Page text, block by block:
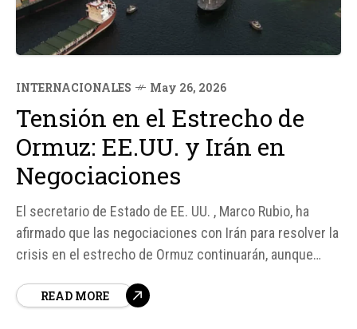
INTERNACIONALES May 26, 2026
Tensión en el Estrecho de
Ormuz: EE.UU. y Irán en
Negociaciones
El secretario de Estado de EE. UU. , Marco Rubio, ha
afirmado que las negociaciones con Irán para resolver la
crisis en el estrecho de Ormuz continuarán, aunque
se produce después de que las Fuerzas Armadas de EE.
READ MORE